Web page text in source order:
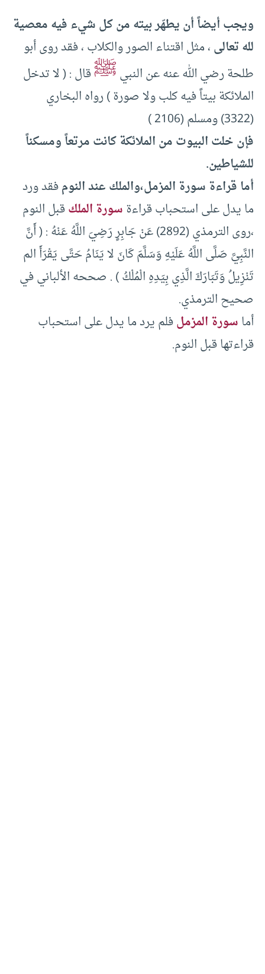
ويجب أيضاً أن يطهّر بيته من كل شيء فيه معصية
لله تعالى، مثل اقتناء الصور والكلاب ، فقد روى أبو
طلحة رضي الله عنه عن النبيﷺقال : ( لا تدخل
الملائكة بيتاً فيه كلب ولا صورة ) رواه البخاري
(3322) ومسلم (2106 )
فإن خلت البيوت من الملائكة كانت مرتعاً ومسكناً
للشياطين.
أما قراءة سورة المزمل،والملك عند النومفقد ورد
ما يدل على استحباب قراءةسورة الملكقبل النوم
،روى الترمذي (2892) عَنْ جَابِرٍ رَضِيَ اللَّهُ عَنْهُ : ( أَنَّ
النَّبِيَّ صَلَّى اللَّهُ عَلَيْهِ وَسَلَّمَ كَانَ لا يَنَامُ حَتَّى يَقْرَأَ الم
تَنْزِيلُ وَتَبَارَكَ الَّذِي بِيَدِهِ الْمُلْكُ ) . صححه الألباني في
صحيح الترمذي.
أماسورة المزملفلم يرد ما يدل على استحباب
قراءتها قبل النوم.